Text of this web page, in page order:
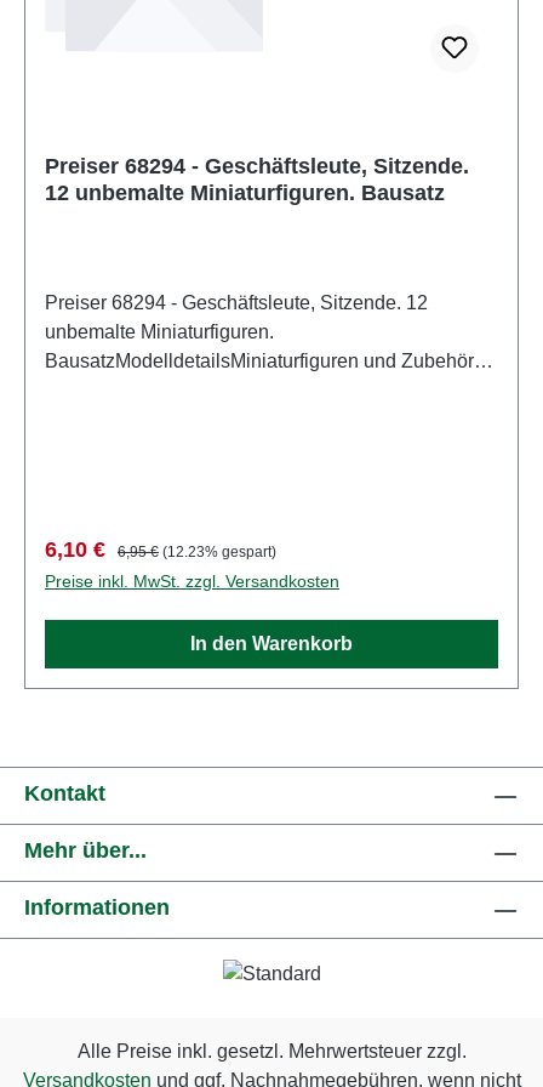
Preiser 68294 - Geschäftsleute, Sitzende.
12 unbemalte Miniaturfiguren. Bausatz
Preiser 68294 - Geschäftsleute, Sitzende. 12
unbemalte Miniaturfiguren.
BausatzModelldetailsMiniaturfiguren und Zubehör
funktionelle scharfe Spitzen auf. Eigenschaften:
Hersteller: PreiserArtikelnummer: 68294Stückzahl:
Set aus mehreren TeilenEAN:
4041032682945Produktart: FigurenMaßstab:
Verkaufspreis:
6,10 € Regulärer Preis:
6,95 € (12.23% gespart)
Preise inkl. MwSt. zzgl. Versandkosten
In den Warenkorb
Kontakt
Mehr über...
Informationen
Alle Preise inkl. gesetzl. Mehrwertsteuer zzgl.
Versandkosten und ggf. Nachnahmegebühren, wenn nicht